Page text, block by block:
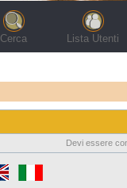
Cerca Lista Utenti
Devi essere